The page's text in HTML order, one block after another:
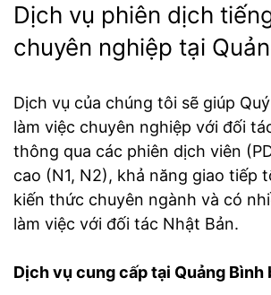
Dịch vụ phiên dịch
chuyên nghiệp tại
Dịch vụ của chúng tôi sẽ giúp
làm việc chuyên nghiệp với đối
thông qua các phiên dịch viên
cao (N1, N2), khả năng giao tiếp
kiến thức chuyên ngành và có
làm việc với đối tác Nhật Bản.
Dịch vụ cung cấp tại Quảng Bình